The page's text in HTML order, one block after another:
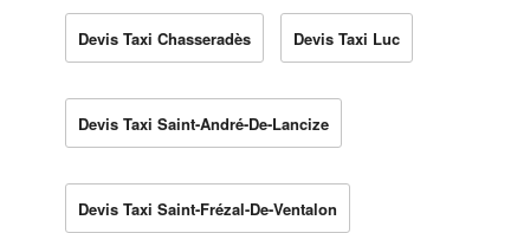
Devis Taxi Chasseradès Devis Taxi Luc
Devis Taxi Saint-André-De-Lancize
Devis Taxi Saint-Frézal-De-Ventalon